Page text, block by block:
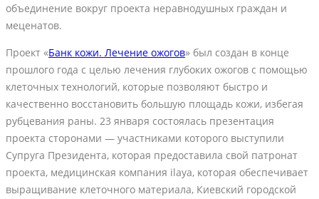
объединение вокруг проекта неравнодушных граждан и
меценатов.
Проект «Банк кожи. Лечение ожогов» был создан в конце
прошлого года с целью лечения глубоких ожогов с помощью
клеточных технологий, которые позволяют быстро и
качественно восстановить большую площадь кожи, избегая
рубцевания раны. 23 января состоялась презентация
проекта сторонами — участниками которого выступили
Супруга Президента, которая предоставила свой патронат
проекта, медицинская компания ilaya, которая обеспечивает
выращивание клеточного материала, Киевский городской